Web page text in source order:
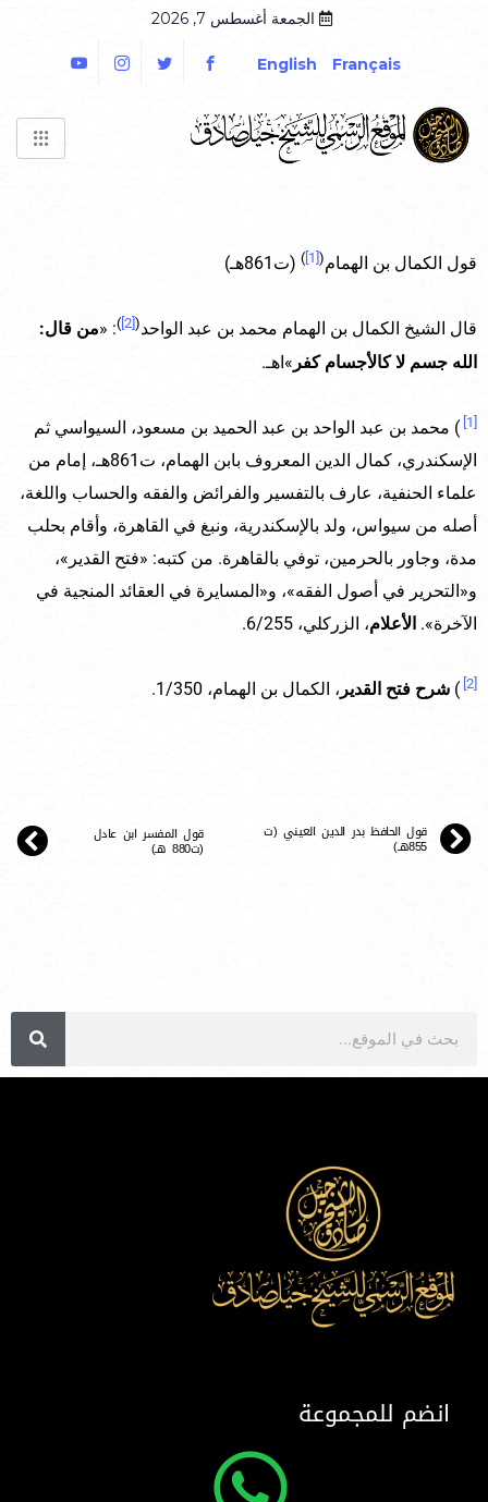
الجمعة أغسطس 7, 2026
Français
English
قول الكمال بن الهمام(
) (ت861هـ)
قال الشيخ الكمال بن الهمام محمد بن عبد الواحد(
)
: «من قال:
الله جسم لا كالأجسام كفر »اهـ.
) محمد بن عبد الواحد بن عبد الحميد بن مسعود، السيواسي ثم
الإسكندري، كمال الدين المعروف بابن الهمام، ت861هـ، إمام من
علماء الحنفية، عارف بالتفسير والفرائض والفقه والحساب واللغة،
أصله من سيواس، ولد بالإسكندرية، ونبغ في القاهرة، وأقام بحلب
مدة، وجاور بالحرمين، توفي بالقاهرة. من كتبه: «فتح القدير»،
و«التحرير في أصول الفقه»، و«المسايرة في العقائد المنجية في
الآخرة». الأعلام، الزركلي، 6/255.
) شرح فتح القدير ، الكمال بن الهمام، 1/350.
قول الحافظ بدر الدين العيني (ت
855هـ)
قول المفسر ابن عادل
(ت880 هـ)
انضم للمجموعة